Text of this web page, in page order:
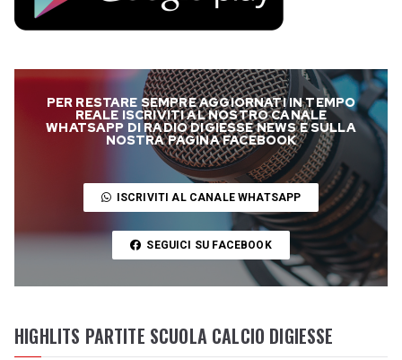
PER RESTARE SEMPRE AGGIORNATI IN TEMPO
REALE ISCRIVITI AL NOSTRO CANALE
WHATSAPP DI RADIO DIGIESSE NEWS E SULLA
NOSTRA PAGINA FACEBOOK
ISCRIVITI AL CANALE WHATSAPP
SEGUICI SU FACEBOOK
HIGHLITS PARTITE SCUOLA CALCIO DIGIESSE